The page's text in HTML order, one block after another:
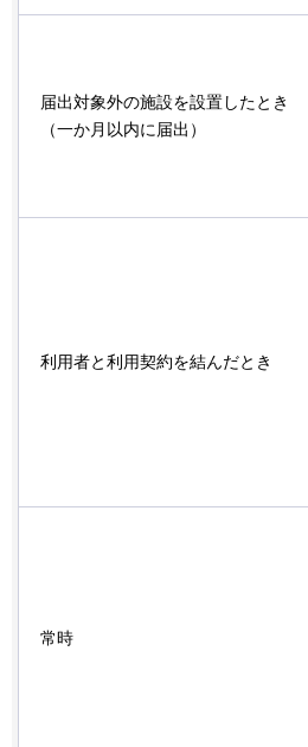
届出対象外の施設を設置したとき
（一か月以内に届出）
利用者と利用契約を結んだとき
常時